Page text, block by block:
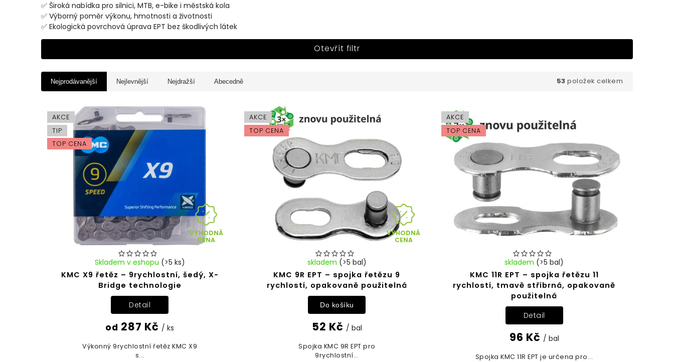
✅ Široká nabídka pro silnici, MTB, e-bike i městská kola
✅ Výborný poměr výkonu, hmotnosti a životnosti
✅ Ekologická povrchová úprava EPT bez škodlivých látek
Otevřít filtr
Nejprodávanější Nejlevnější Nejdražší Abecedně 53 položek celkem
AKCE
TIP
TOP CENA
VÝHODNÁ
CENA
KMC X9 řetěz – 9rychlostní, šedý, X-
Bridge technologie
Skladem v eshopu (>5 ks)
od 287 Kč / ks
Detail
Výkonný 9rychlostní řetěz KMC X9
s...
AKCE
TOP CENA
VÝHODNÁ
CENA
KMC 9R EPT – spojka řetězu 9
rychlostí, opakovaně použitelná
skladem (>5 bal)
52 Kč / bal
Do košíku
Spojka KMC 9R EPT pro
9rychlostní...
AKCE
TOP CENA
KMC 11R EPT – spojka řetězu 11
rychlostí, tmavě stříbrná, opakovaně
použitelná
skladem (>5 bal)
96 Kč / bal
Detail
Spojka KMC 11R EPT je určena pro...